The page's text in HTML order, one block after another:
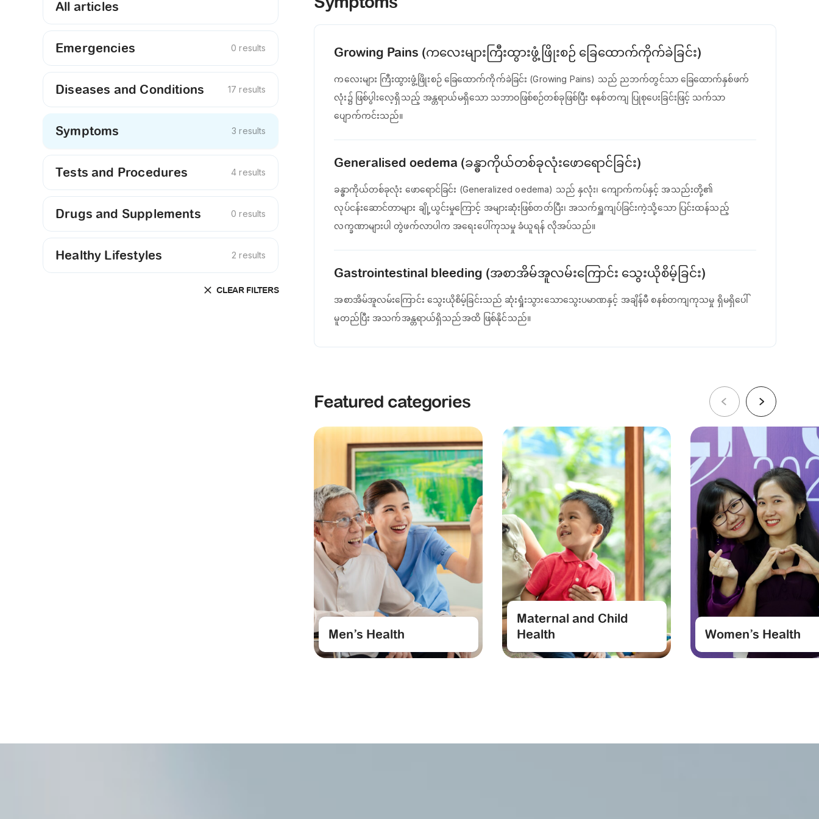
All articles
Emergencies 0 results
Diseases and Conditions 17 results
Symptoms 3 results
Tests and Procedures 4 results
Drugs and Supplements 0 results
Healthy Lifestyles 2 results
CLEAR FILTERS
Featured categories
Men’s Health
Maternal and Child
Health
Women’s Health
Growing Pains (ကလေးများကြီးထွားဖွံ့ဖြိုးစဉ် ခြေထောက်ကိုက်ခဲခြင်း)
ကလေးများ ကြီးထွားဖွံ့ဖြိုးစဉ် ခြေထောက်ကိုက်ခဲခြင်း (Growing Pains) သည် ညဘက်တွင်သာ ခြေထောက်နှစ်ဖက်
လုံး၌ ဖြစ်ပွါးလေ့ရှိသည့် အန္တရာယ်မရှိသော သဘာဝဖြစ်စဉ်တစ်ခုဖြစ်ပြီး စနစ်တကျ ပြုစုပေးခြင်းဖြင့် သက်သာ
ပျောက်ကင်းသည်။
Generalised oedema (ခန္ဓာကိုယ်တစ်ခုလုံးဖောရောင်ခြင်း)
ခန္ဓာကိုယ်တစ်ခုလုံး ဖောရောင်ခြင်း (Generalized oedema) သည် နှလုံး၊ ကျောက်ကပ်နှင့် အသည်းတို့၏
လုပ်ငန်းဆောင်တာများ ချို့ယွင်းမှုကြောင့် အများဆုံးဖြစ်တတ်ပြီး၊ အသက်ရှူကျပ်ခြင်းကဲ့သို့သော ပြင်းထန်သည့်
လက္ခဏာများပါ တွဲဖက်လာပါက အရေးပေါ်ကုသမှု ခံယူရန် လိုအပ်သည်။
Gastrointestinal bleeding (အစာအိမ်အူလမ်းကြောင်း သွေးယိုစိမ့်ခြင်း)
အစာအိမ်အူလမ်းကြောင်း သွေးယိုစိမ့်ခြင်းသည် ဆုံးရှုံးသွားသောသွေးပမာဏနှင့် အချိန်မီ စနစ်တကျကုသမှု ရှိမရှိပေါ်
မူတည်ပြီး အသက်အန္တရာယ်ရှိသည်အထိ ဖြစ်နိုင်သည်။